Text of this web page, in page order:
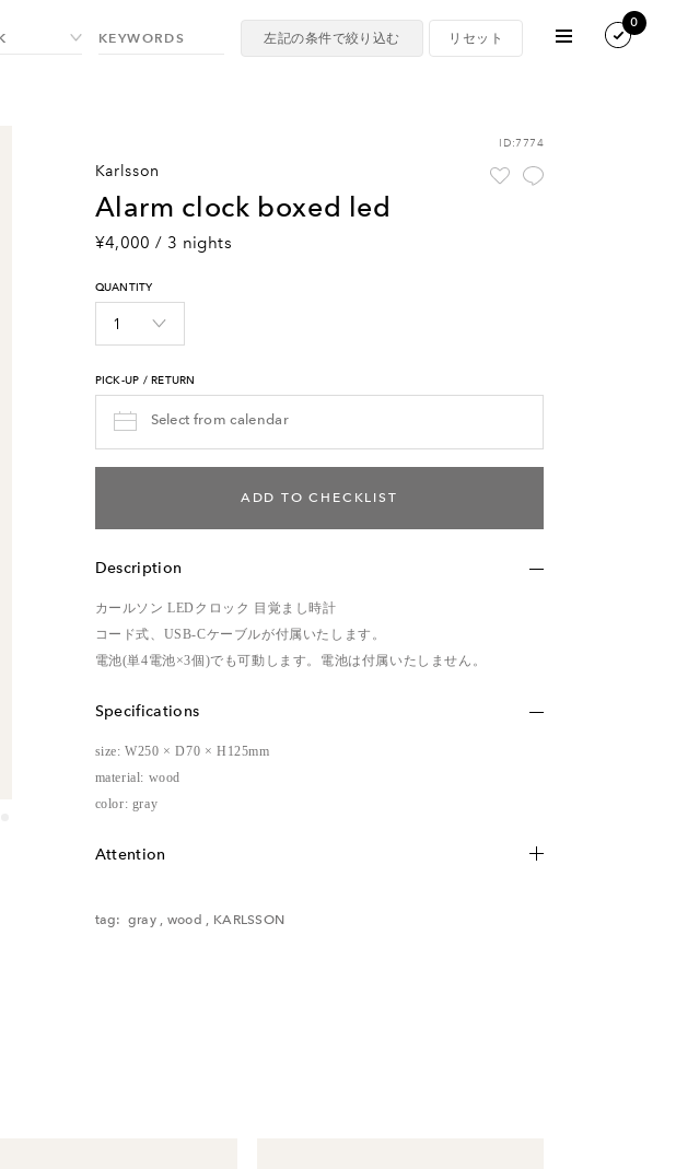
0
ID:7774
karlsson
alarm clock boxed led
¥4,000 / 3 nights
QUANTITY
PICK-UP / RETURN
ADD TO CHECKLIST
Description
カールソン LEDクロック 目覚まし時計
コード式、USB-Cケーブルが付属いたします。
電池(単4電池×3個)でも可動します。電池は付属いたしません。
Specifications
size: W250 × D70 × H125mm
material: wood
color: gray
Attention
ご了承ください。
tag: gray, wood , KARLSSON